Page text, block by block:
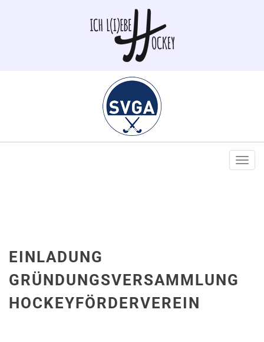
EINLADUNG
GRÜNDUNGSVERSAMMLUNG
HOCKEYFÖRDERVEREIN